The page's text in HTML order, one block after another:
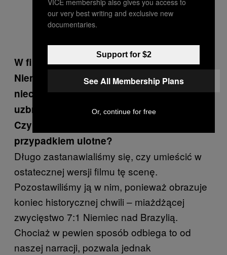
W filmie widzimy, że rywalizacja kibiców
Niemiec i Brazylii kończy się dość
nieciekawie – na ulice wychodzą
uzbrojone w karabiny siły porządkowe.
Czy to „pojednanie przez sport” nie jest
przypadkiem ulotne?
Długo zastanawialiśmy się, czy umieścić w
ostatecznej wersji filmu tę scenę.
Pozostawiliśmy ją w nim, ponieważ obrazuje
koniec historycznej chwili – miażdżącej
zwycięstwo 7:1 Niemiec nad Brazylią.
Chociaż w pewien sposób odbiega to od
naszej narracji, pozwala jednak
our very best writing and exclusive new
documentaries.
Support for $2
See All Membership Plans
Or, continue for free